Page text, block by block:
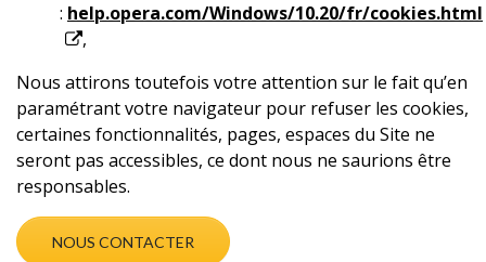
: help.opera.com/Windows/10.20/fr/cookies.html
,
Nous attirons toutefois votre attention sur le fait qu’en
paramétrant votre navigateur pour refuser les cookies,
certaines fonctionnalités, pages, espaces du Site ne
seront pas accessibles, ce dont nous ne saurions être
responsables.
NOUS CONTACTER